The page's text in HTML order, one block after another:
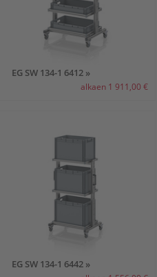
EG SW 134-1 6412 »
alkaen 1 911,00 €
EG SW 134-1 6442 »